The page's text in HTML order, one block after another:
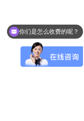
现在有优惠活动么？